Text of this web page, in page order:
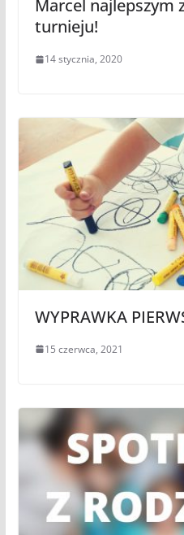
Marcel najlepszym
turnieju!
14 stycznia, 2020
WYPRAWKA
15 czerwca, 2021